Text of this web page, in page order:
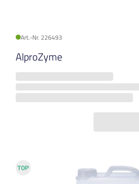
Art.-Nr. 226493
AlproZyme